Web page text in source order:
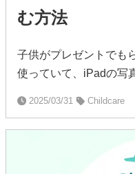
む方法
子供がプレゼントでも
使っていて、iPadの写
2025/03/31 Childcare